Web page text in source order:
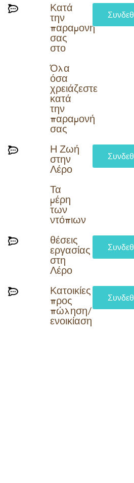
Κατά
την
παραμονή
σας
στο
Όλα
όσα
χρειάζεστε
κατά
την
παραμονή
σας​
Η Ζωή
στην
Λέρο
Τα
μέρη
των
ντόπιων
θέσεις
εργασίας
στη
Λέρο
Κατοικίες
προς
πώληση/
ενοικίαση